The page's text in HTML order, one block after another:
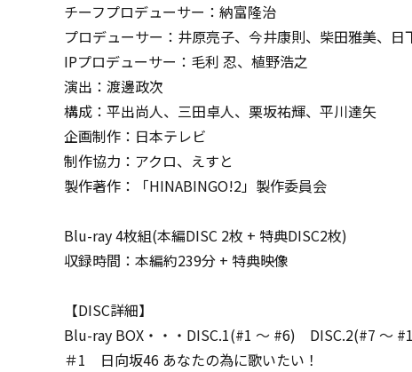
チーフプロデューサー：納富隆治
プロデューサー：井原亮子、今井康則、柴田雅美、日
IPプロデューサー：毛利 忍、植野浩之
演出：渡邊政次
構成：平出尚人、三田卓人、栗坂祐輝、平川達矢
企画制作：日本テレビ
制作協力：アクロ、えすと
製作著作：「HINABINGO!2」製作委員会
Blu-ray 4枚組(本編DISC 2枚 + 特典DISC2枚)
収録時間：本編約239分 + 特典映像
【DISC詳細】
Blu-ray BOX・・・DISC.1(#1 ～ #6) DISC.2(#7 ～
＃1 日向坂46 あなたの為に歌いたい！